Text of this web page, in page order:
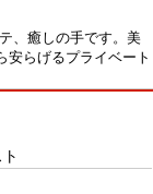
、癒しの手です。美
安らげるプライベート